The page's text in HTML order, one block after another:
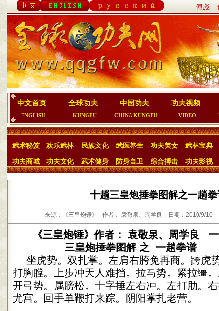
·傅彪
中文首页
ENGLISH
全球功夫
KUNGFU
中国功夫
CHINA KUNGFU
功夫视频
VIDEO
武术秘笈 欢乐武林 民族文化 武医养生 功夫美女 武林宝典
功夫商城 功夫文化 武术健身 防身自卫 综合搏击 功夫影视
十趟三皇炮捶拳图解之一趟拳
来源：《三皇炮锤》 作者： 袁敬泉、周学良 日期：2010/9/
《三皇炮锤》作者： 袁敬泉、周学良
三皇炮捶拳图解 之 一趟拳谱
坐虎势。双扎掌。左肩右胯免再商。跨虎
打胸膛。上步冲天人难挡。拉马势。紧拉缰
开弓势。属膀松。十字捶左右冲。左打肋。
尤宫。回手单鞭打来踪。阴阳掌扎老营。